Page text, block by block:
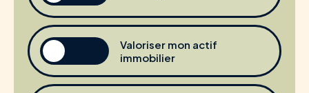
Valoriser mon actif
immobilier